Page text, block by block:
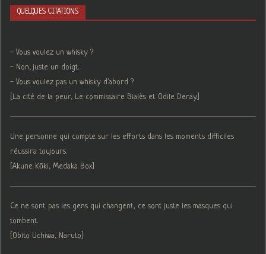
QUELQUES CITATIONS
- Vous voulez un whisky ?
- Non, juste un doigt.
- Vous voulez pas un whisky d'abord ?
[La cité de la peur, Le commissaire Bialès et Odile Deray.]
Une personne qui compte sur les efforts dans les moments difficiles
réussira toujours.
[Akune Kōki, Medaka Box]
Ce ne sont pas les gens qui changent, ce sont juste les masques qui
tombent.
[Obito Uchiwa, Naruto]